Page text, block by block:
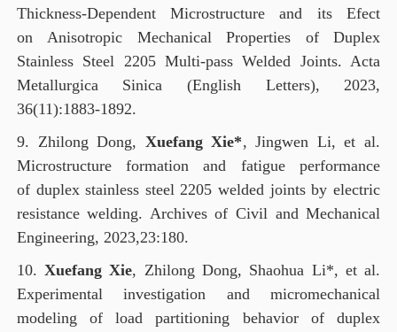
Thickness-Dependent Microstructure and its Efect
on Anisotropic Mechanical Properties of Duplex
Stainless Steel 2205 Multi-pass Welded Joints. Acta
Metallurgica Sinica (English Letters), 2023,
36(11):1883-1892.
9. Zhilong Dong, Xuefang Xie*, Jingwen Li, et al.
Microstructure formation and fatigue performance
of duplex stainless steel 2205 welded joints by electric
resistance welding. Archives of Civil and Mechanical
Engineering, 2023,23:180.
10.Xuefang Xie, Zhilong Dong, Shaohua Li*, et al.
Experimental investigation and micromechanical
modeling of load partitioning behavior of duplex